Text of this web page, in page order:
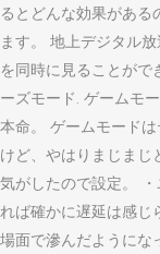
るとどんな効果がある
ます。 地上デジタル
を同時に見ることがで
ーズモード. ゲームモ
本命。 ゲームモード
けど、やはりまじまじ
気がしたので設定。
れば確かに遅延は感じ
場面で滲んだようにな